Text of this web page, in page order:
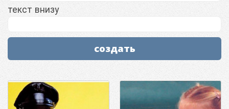
текст внизу